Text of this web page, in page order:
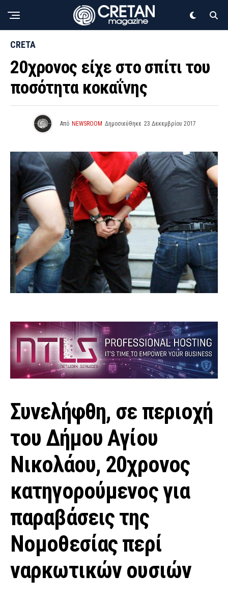
CRETA
20χρονος είχε στο σπίτι του
ποσότητα κοκαΐνης
Από NEWSROOM Δημοσιεύθηκε 23 Δεκεμβρίου 2017
Συνελήφθη, σε περιοχή
του Δήμου Αγίου
Νικολάου, 20χρονος
κατηγορούμενος για
παραβάσεις της
Νομοθεσίας περί
ναρκωτικών ουσιών